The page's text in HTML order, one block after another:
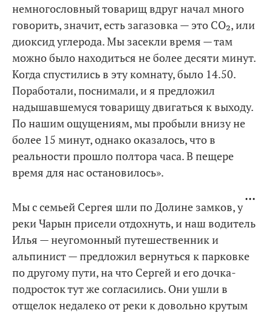
немногословный товарищ вдруг начал много
говорить, значит, есть загазовка — это СО₂, или
диоксид углерода. Мы засекли время — там
можно было находиться не более десяти минут.
Когда спустились в эту комнату, было 14.50.
Поработали, поснимали, и я предложил
надышавшемуся товарищу двигаться к выходу.
По нашим ощущениям, мы пробыли внизу не
более 15 минут, однако оказалось, что в
реальности прошло полтора часа. В пещере
время для нас остановилось».
Мы с семьей Сергея шли по Долине замков, у
реки Чарын присели отдохнуть, и наш водитель
Илья — неугомонный путешественник и
альпинист — предложил вернуться к парковке
по другому пути, на что Сергей и его дочка-
подросток тут же согласились. Они ушли в
отщелок недалеко от реки к довольно крутым